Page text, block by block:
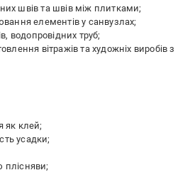
швів та швів між плитками;
елементів у санвузлах;
водопровідних труб;
вітражів та художніх виробів з
як клей;
усадки;
плісняви;